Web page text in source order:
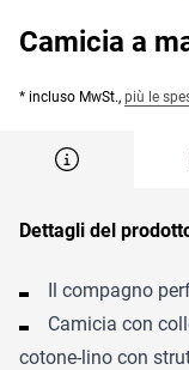
Camicia a
* incluso MwSt., più le
Dettagli del
Il compagno
Camicia con
cotone-lino con